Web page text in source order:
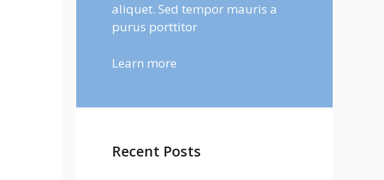
aliquet. Sed tempor mauris a
purus porttitor
Learn more
Recent Posts